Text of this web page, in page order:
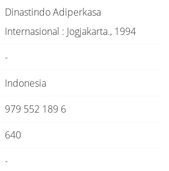
Dinastindo Adiperkasa
Internasional : Jogjakarta., 1994
-
Indonesia
979 552 189 6
640
-